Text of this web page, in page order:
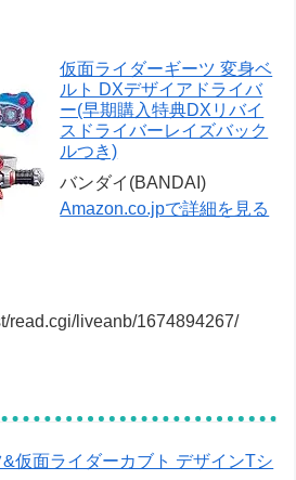
仮面ライダーギーツ 変身ベ
ルト DXデザイアドライバ
ー(早期購入特典DXリバイ
スドライバーレイズバック
ルつき)
バンダイ(BANDAI)
Amazon.co.jpで詳細を見る
read.cgi/liveanb/1674894267/
&仮面ライダーカブト デザインTシ